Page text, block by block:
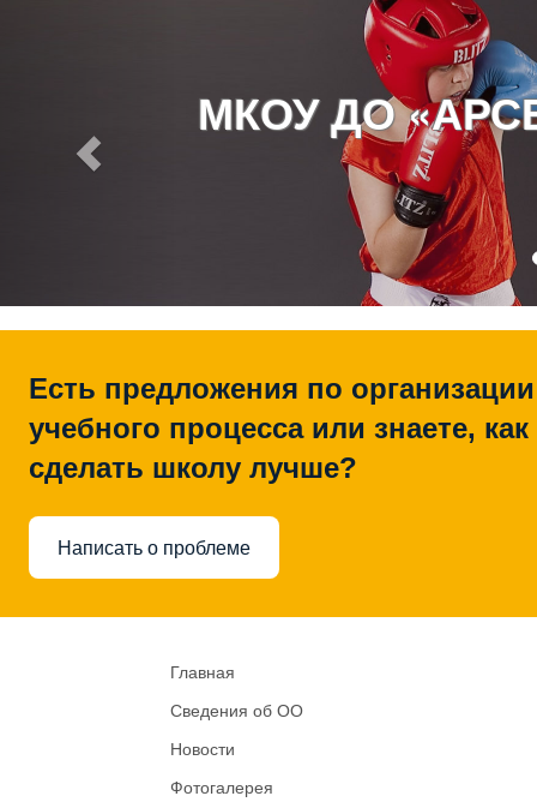
МКОУ ДО
Есть предложения по организации
учебного процесса или знаете, как
сделать школу лучше?
Написать о проблеме
Главная
Сведения об ОО
Новости
Фотогалерея